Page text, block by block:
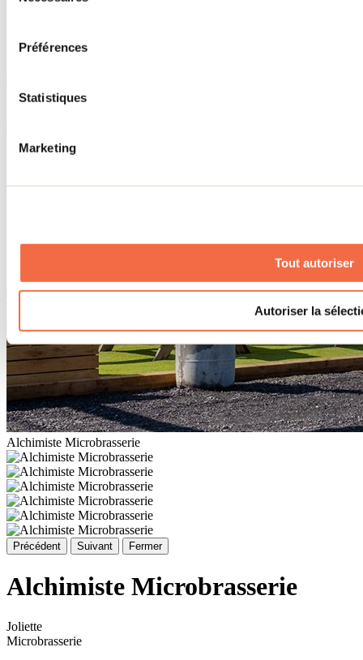
Préférences
Statistiques
Marketing
Tout autoriser
Autoriser la
Alchimiste Microbrasserie
Précédent Suivant Fermer
Alchimiste Microbrasserie
Joliette
Microbrasserie